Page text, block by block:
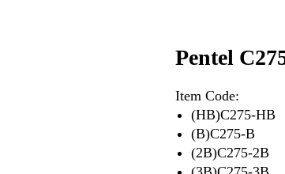
Pentel
Item Code:
(HB)C275-HB
(B)C275-B
(2B)C275-2B